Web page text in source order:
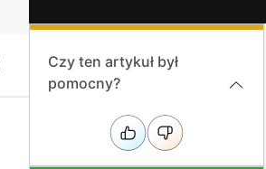
Czy ten artykuł był
pomocny?